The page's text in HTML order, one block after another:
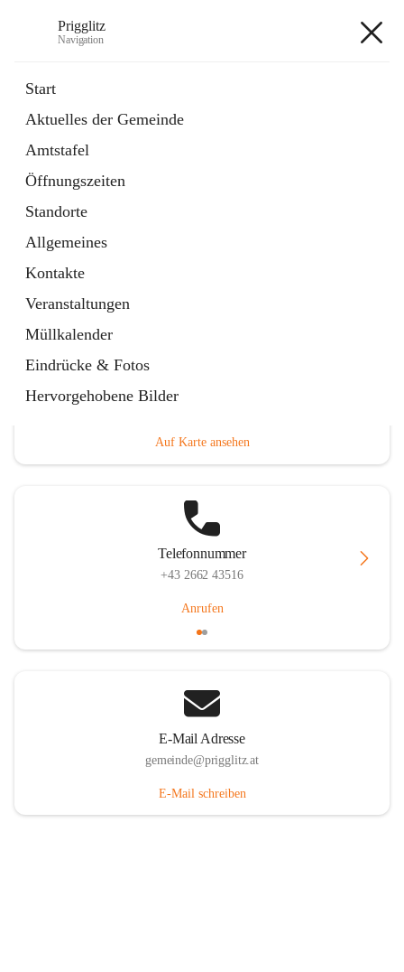
Prigglitz
Navigation
Start
Aktuelles der Gemeinde
Amtstafel
Öffnungszeiten
Standorte
Allgemeines
Kontakte
Veranstaltungen
Müllkalender
Eindrücke & Fotos
Hervorgehobene Bilder
Externe Webseite
in
Tab
Gemeindezeitung
Ordner
öffnet
in
neuem
Tab
Hauptadresse
Auf Karte ansehen
Telefonnummer
+43 2662 43516
Anrufen
E-Mail Adresse
gemeinde@prigglitz.at
E-Mail schreiben